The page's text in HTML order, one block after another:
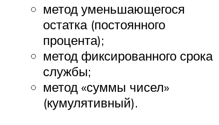
метод уменьшающегося
остатка (постоянного
процента);
метод фиксированного срока
службы;
метод «суммы чисел»
(кумулятивный).